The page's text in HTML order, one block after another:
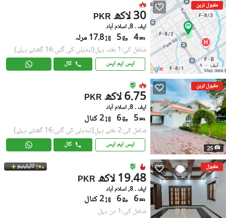
مقبول ترین
PKR 30 لاکھ
ایف ۔ 8, اسلام آباد
4
5 17.8 مرلہ
شامل کی:1 ہفتہ پہل (تبدیلی کی گئی:16 گھنٹے پہلے)
ایس ایم ایس کال
مقبول ترین
25
PKR 6.75 لاکھ
ایف ۔ 8, اسلام آباد
5
6 2 کنال
شامل کی:2 ہفتے پہل (تبدیلی کی گئی:16 گھنٹے پہلے)
ایس ایم ایس کال
مقبول ٹائیٹینیم
PKR 19.48 لاکھ
ایف ۔ 8, اسلام آباد
6
6 2 کنال
شامل کی:1 دن پہل